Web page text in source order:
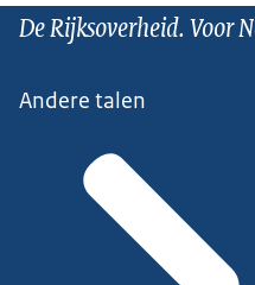
De Rijksoverheid. Voor
Andere talen